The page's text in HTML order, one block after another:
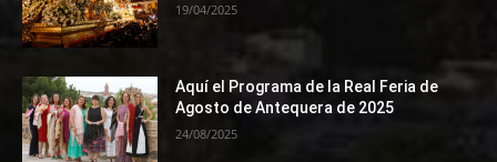
19/04/2025
Aquí el Programa de la Real Feria de
Agosto de Antequera de 2025
24/08/2025